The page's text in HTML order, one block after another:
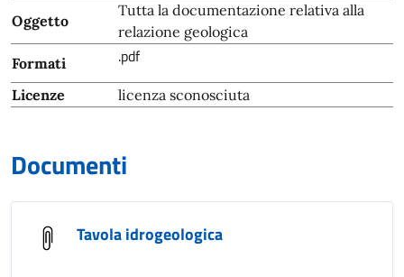
Oggetto
Tutta la documentazione relativa alla
relazione geologica
Formati
.pdf
Licenze licenza sconosciuta
Documenti
Tavola idrogeologica